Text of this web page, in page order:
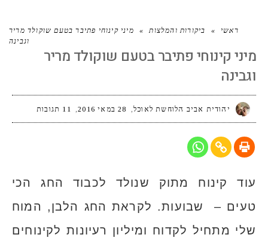
ראשי » ביקורות והמלצות »
מיני קינוחי פתיבר בטעם שוקולד מריר
וגבינה
מיני קינוחי פתיבר בטעם שוקולד מריר
וגבינה
יהודית אביב הלוחשת לאוכל 28 במאי 2016 11 תגובות
עוד קינוח מתוק שנולד לכבוד החג הכי
טעים – שבועות. לקראת החג הלבן, המוח
שלי מתחיל לקדוח ומיליון רעיונות לקינוחים